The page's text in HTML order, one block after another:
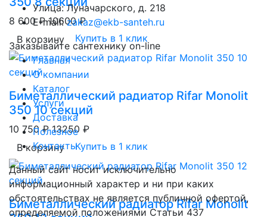
8 600 ₽ 10600 ₽
В корзину
Купить в 1 клик
Биметаллический радиатор Rifar Monolit
350 10 секций
10 750 ₽ 13250 ₽
В корзину
Купить в 1 клик
Биметаллический радиатор Rifar Monolit
Улица: Луначарского, д. 218
E-mail:zakaz@ekb-santeh.ru
Заказывайте сантехнику on-line
Главная
О компании
Каталог
Услуги
Доставка
Полезное
Контакты
Данный сайт носит исключительно
информационный характер и ни при каких
обстоятельствах не является публичной офертой,
определяемой положениями Статьи 437